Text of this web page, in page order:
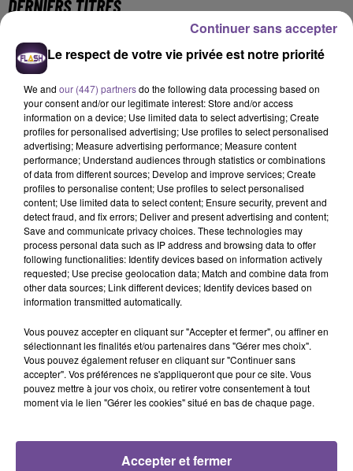
DERNIERS TITRES
8h09
8h09
Rag'N'Bone Man
Human
TEDDY SWIMS
Mr Know It All
SAM SMITH
Stay With Me
7h51
7h51
What You Want
7h46
7h46
Got 2 Luv U
7h43
7h43
Dracula
dépôt de cookies que vous avez exprimé. Si vous
souhaitez l'afficher, merci de nous donner votre accord
Le respect de votre vie privée est notre priorité
We and our (447) partnersdo the following data processing based on
your consent and/or our legitimate interest: Store and/or access
information on a device; Use limited data to select advertising; Create
profiles for personalised advertising; Use profiles to select personalised
advertising; Measure advertising performance; Measure content
performance; Understand audiences through statistics or combinations
of data from different sources; Develop and improve services; Create
profiles to personalise content; Use profiles to select personalised
content; Use limited data to select content; Ensure security, prevent and
detect fraud, and fix errors; Deliver and present advertising and content;
Save and communicate privacy choices. These technologies may
process personal data such as IP address and browsing data to offer
following functionalities: Identify devices based on information actively
requested; Use precise geolocation data; Match and combine data from
other data sources; Link different devices; Identify devices based on
information transmitted automatically.
Vous pouvez accepter en cliquant sur "Accepter et fermer", ou affiner en
sélectionnant les finalités et/ou partenaires dans "Gérer mes choix".
Vous pouvez également refuser en cliquant sur "Continuer sans
accepter". Vos préférences ne s'appliqueront que pour ce site. Vous
pouvez mettre à jour vos choix, ou retirer votre consentement à tout
moment via le lien "Gérer les cookies" situé en bas de chaque page.
Accepter et fermer
Continuer sans accepter